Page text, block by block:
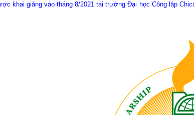
khai giảng vào tháng 8/2021 tại trường Đại học Công lập